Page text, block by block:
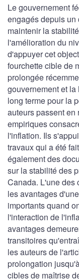
Le gouvernement
engagés depuis un
maintenir la
l'amélioration du
d'appuyer cet
fourchette cible de
prolongée
gouvernement et
long terme pour la
auteurs passent en
empiriques
l'inflation. Ils
travaux qui a été
également des
sur la stabilité des
Canada. L'une des
les avantages
importants quand
l'interaction de
avantages
transitoires
les auteurs de
prolongation
cibles de maîtrise